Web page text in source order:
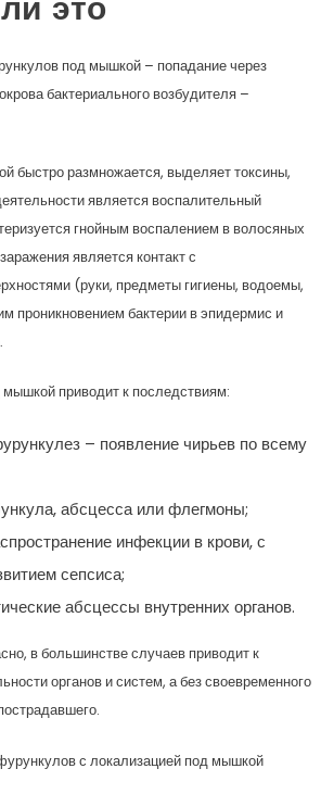
это
под мышкой – попадание через
бактериального возбудителя –
быстро размножается, выделяет токсины,
является воспалительный
гнойным воспалением в волосяных
является контакт с
(руки, предметы гигиены, водоемы,
проникновением бактерии в эпидермис и
приводит к последствиям:
– появление чирьев по всему
абсцесса или флегмоны;
инфекции в крови, с
сепсиса;
абсцессы внутренних органов.
в большинстве случаев приводит к
органов и систем, а без своевременного